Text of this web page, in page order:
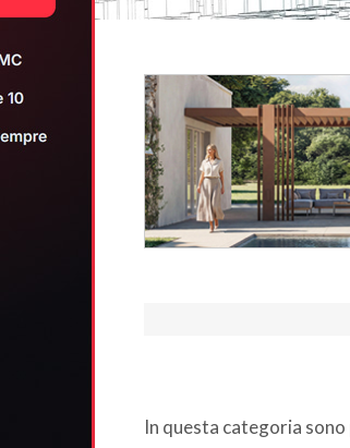
In questa categoria